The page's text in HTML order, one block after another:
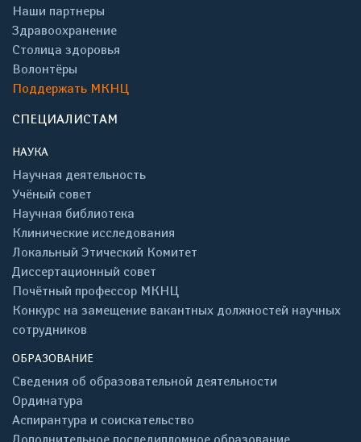
Наши партнеры
Здравоохранение
Столица здоровья
Волонтёры
Поддержать МКНЦ
СПЕЦИАЛИСТАМ
НАУКА
Научная деятельность
Учёный совет
Научная библиотека
Клинические исследования
Локальный Этический Комитет
Диссертационный совет
Почётный профессор МКНЦ
Конкурс на замещение вакантных должностей научных
сотрудников
ОБРАЗОВАНИЕ
Сведения об образовательной деятельности
Ординатура
Аспирантура и соискательство